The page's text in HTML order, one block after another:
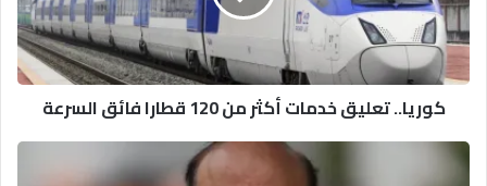
120
قطارا
فائق
السرعة
كوريا.. تعليق خدمات أكثر من 120 قطارا فائق السرعة
وفاة